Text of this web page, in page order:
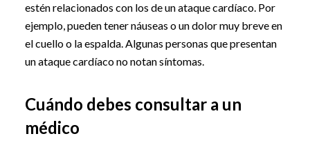
estén relacionados con los de un ataque cardíaco. Por
ejemplo, pueden tener náuseas o un dolor muy breve en
el cuello o la espalda. Algunas personas que presentan
un ataque cardíaco no notan síntomas.
Cuándo debes consultar a un
médico